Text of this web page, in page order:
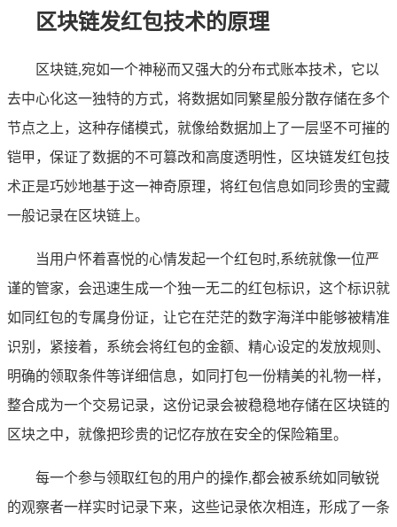
区块链发红包技术的原理
区块链,宛如一个神秘而又强大的分布式账本技术，它以
去中心化这一独特的方式，将数据如同繁星般分散存储在多个
节点之上，这种存储模式，就像给数据加上了一层坚不可摧的
铠甲，保证了数据的不可篡改和高度透明性，区块链发红包技
术正是巧妙地基于这一神奇原理，将红包信息如同珍贵的宝藏
一般记录在区块链上。
当用户怀着喜悦的心情发起一个红包时,系统就像一位严
谨的管家，会迅速生成一个独一无二的红包标识，这个标识就
如同红包的专属身份证，让它在茫茫的数字海洋中能够被精准
识别，紧接着，系统会将红包的金额、精心设定的发放规则、
明确的领取条件等详细信息，如同打包一份精美的礼物一样，
整合成为一个交易记录，这份记录会被稳稳地存储在区块链的
区块之中，就像把珍贵的记忆存放在安全的保险箱里。
每一个参与领取红包的用户的操作,都会被系统如同敏锐
的观察者一样实时记录下来，这些记录依次相连，形成了一条